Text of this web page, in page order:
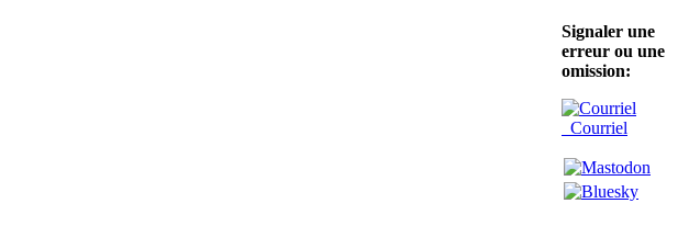
Signaler une
erreur ou une
omission:
Courriel